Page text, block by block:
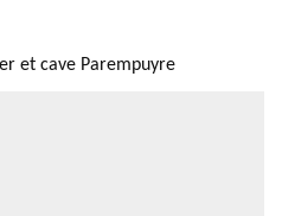
et cave Parempuyre